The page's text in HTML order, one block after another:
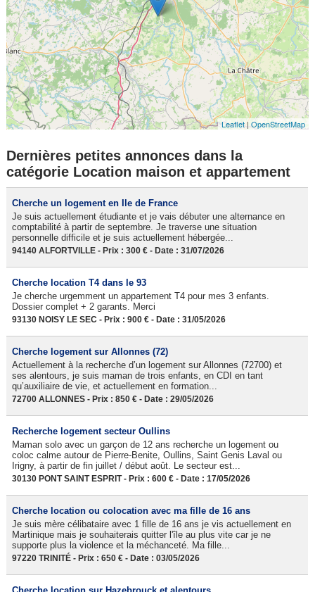
Leaflet|OpenStreetMap
Dernières petites annonces dans la
catégorie Location maison et appartement
Cherche un logement en Ile de France
Je suis actuellement étudiante et je vais débuter une alternance en
comptabilité à partir de septembre. Je traverse une situation
personnelle difficile et je suis actuellement hébergée...
94140 ALFORTVILLE - Prix : 300 € - Date : 31/07/2026
Cherche location T4 dans le 93
Je cherche urgemment un appartement T4 pour mes 3 enfants.
Dossier complet + 2 garants. Merci
93130 NOISY LE SEC - Prix : 900 € - Date : 31/05/2026
Cherche logement sur Allonnes (72)
Actuellement à la recherche d’un logement sur Allonnes (72700) et
ses alentours, je suis maman de trois enfants, en CDI en tant
qu’auxiliaire de vie, et actuellement en formation...
72700 ALLONNES - Prix : 850 € - Date : 29/05/2026
Recherche logement secteur Oullins
Maman solo avec un garçon de 12 ans recherche un logement ou
coloc calme autour de Pierre-Benite, Oullins, Saint Genis Laval ou
Irigny, à partir de fin juillet / début août. Le secteur est...
30130 PONT SAINT ESPRIT - Prix : 600 € - Date : 17/05/2026
Cherche location ou colocation avec ma fille de 16 ans
Je suis mère célibataire avec 1 fille de 16 ans je vis actuellement en
Martinique mais je souhaiterais quitter l'île au plus vite car je ne
supporte plus la violence et la méchanceté. Ma fille...
97220 TRINITÉ - Prix : 650 € - Date : 03/05/2026
Cherche location sur Hazebrouck et alentours